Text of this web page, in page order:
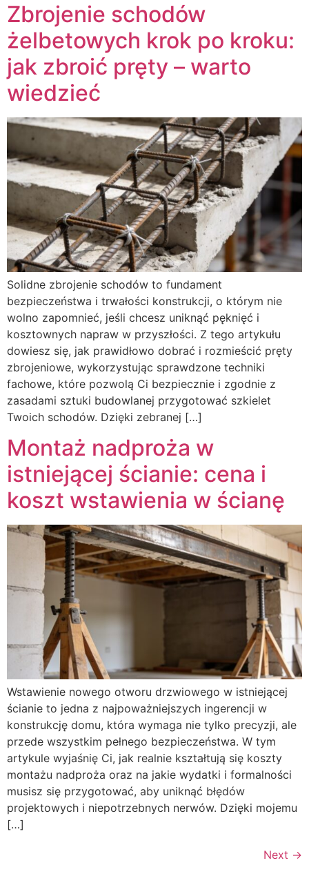
Zbrojenie schodów
żelbetowych krok po kroku:
jak zbroić pręty – warto
wiedzieć
Solidne zbrojenie schodów to fundament
bezpieczeństwa i trwałości konstrukcji, o którym nie
wolno zapomnieć, jeśli chcesz uniknąć pęknięć i
kosztownych napraw w przyszłości. Z tego artykułu
dowiesz się, jak prawidłowo dobrać i rozmieścić pręty
zbrojeniowe, wykorzystując sprawdzone techniki
fachowe, które pozwolą Ci bezpiecznie i zgodnie z
zasadami sztuki budowlanej przygotować szkielet
Twoich schodów. Dzięki zebranej […]
Montaż nadproża w
istniejącej ścianie: cena i
koszt wstawienia w ścianę
Wstawienie nowego otworu drzwiowego w istniejącej
ścianie to jedna z najpoważniejszych ingerencji w
konstrukcję domu, która wymaga nie tylko precyzji, ale
przede wszystkim pełnego bezpieczeństwa. W tym
artykule wyjaśnię Ci, jak realnie kształtują się koszty
montażu nadproża oraz na jakie wydatki i formalności
musisz się przygotować, aby uniknąć błędów
projektowych i niepotrzebnych nerwów. Dzięki mojemu
[…]
Next →